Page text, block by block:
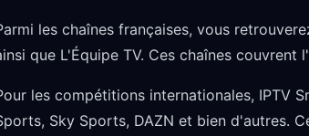
les chaînes françaises, vous
que L'Équipe TV. Ces chaînes
les compétitions internationales, IPTV
Sky Sports, DAZN et bien d'autres.